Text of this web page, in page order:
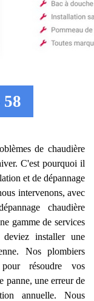
de chaudière
C'est pourquoi il
et de dépannage
intervenons, avec
chaudière
gamme de services
installer une
Nos plombiers
pour résoudre vos
panne, une erreur de
annuelle. Nous